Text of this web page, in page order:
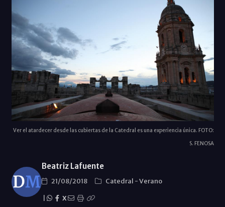
Ver el atardecer desde las cubiertas de la Catedral es una experiencia única. FOTO:
S. FENOSA
Beatriz Lafuente
21/08/2018 Catedral -Verano
X